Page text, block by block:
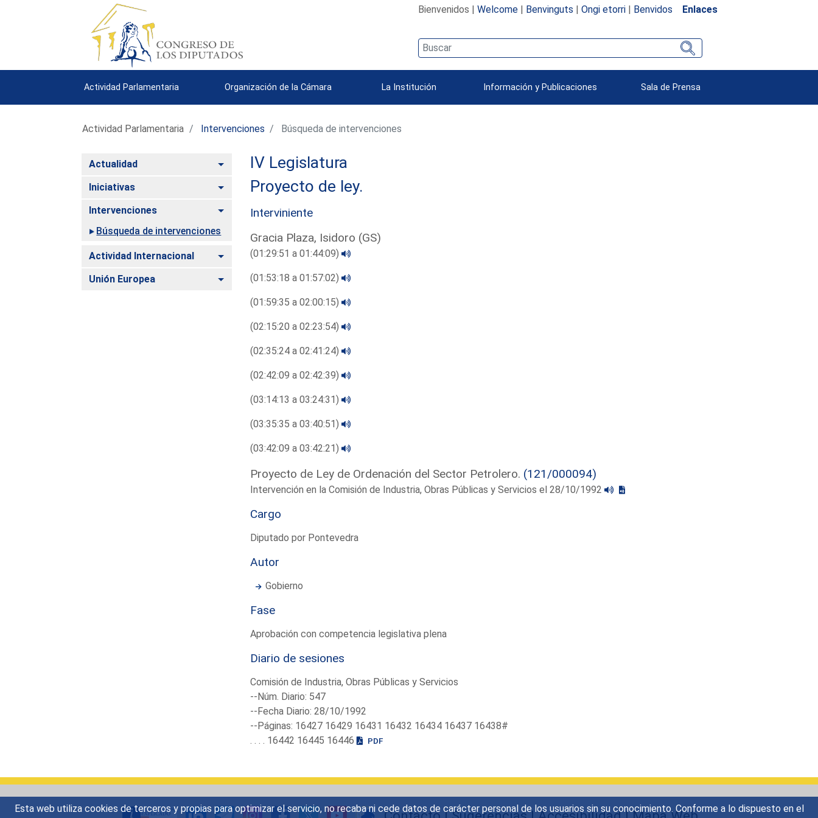
Esta web utiliza cookies de terceros y propias para optimizar el servicio, no recaba ni cede datos de carácter personal de los usuarios sin su conocimiento. Conforme a lo dispuesto en el
Bienvenidos | Welcome| Benvinguts | Ongi etorri| Benvidos Enlaces
Actividad Parlamentaria Organización de la Cámara La Institución Información y Publicaciones Sala de Prensa
Actividad Parlamentaria Intervenciones Búsqueda de intervenciones
Actualidad Alternar
Iniciativas Alternar
Intervenciones
Alternar
Búsqueda de intervenciones
Actividad Internacional Alternar
Unión Europea Alternar
IV Legislatura
Proyecto de ley.
Interviniente
Gracia Plaza, Isidoro (GS)
(01:29:51 a 01:44:09)
(01:53:18 a 01:57:02)
(01:59:35 a 02:00:15)
(02:15:20 a 02:23:54)
(02:35:24 a 02:41:24)
(02:42:09 a 02:42:39)
(03:14:13 a 03:24:31)
(03:35:35 a 03:40:51)
(03:42:09 a 03:42:21)
Proyecto de Ley de Ordenación del Sector Petrolero. (121/000094)
Intervención en la Comisión de Industria, Obras Públicas y Servicios el 28/10/1992
Cargo
Diputado por Pontevedra
Autor
Gobierno
Fase
Aprobación con competencia legislativa plena
Diario de sesiones
Comisión de Industria, Obras Públicas y Servicios
--Núm. Diario: 547
--Fecha Diario: 28/10/1992
--Páginas: 16427 16429 16431 16432 16434 16437 16438#
. . . . 16442 16445 16446
PDF